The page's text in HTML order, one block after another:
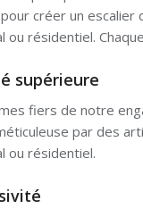
créer un
ou résidentiel.
supérieure
fiers de notre
par des
ou résidentiel.